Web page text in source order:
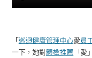
「巡迴健康管理中心愛員
一下，她對體檢推薦 「